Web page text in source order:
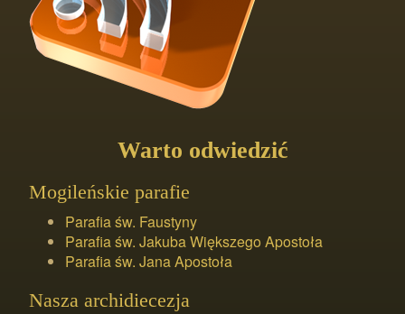
Warto odwiedzić
Mogileńskie parafie
Parafia św. Faustyny
Parafia św. Jakuba Większego Apostoła
Parafia św. Jana Apostoła
Nasza archidiecezja